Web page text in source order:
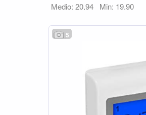
Medio: 20,94 Min: 19,90
5